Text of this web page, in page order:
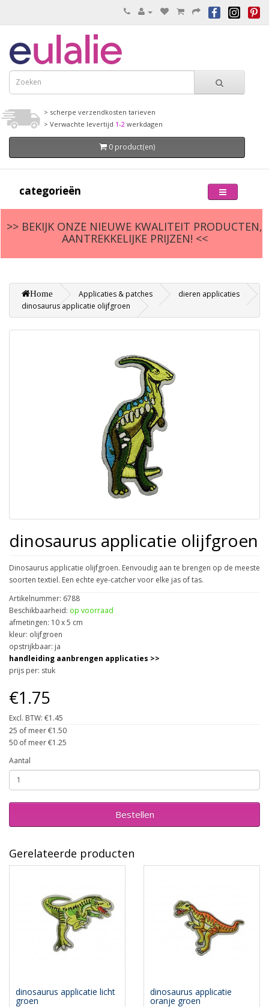
> scherpe verzendkosten tarieven
> Verwachte levertijd 1-2 werkdagen
0 product(en)
categorieën
>> BEKIJK ONZE NIEUWE KWALITEIT PRODUCTEN,
AANTREKKELIJKE PRIJZEN! <<
Home Applicaties & patches
dieren applicaties
dinosaurus applicatie olijfgroen
dinosaurus applicatie olijfgroen
Dinosaurus applicatie olijfgroen. Eenvoudig aan te brengen op de meeste
soorten textiel. Een echte eye-catcher voor elke jas of tas.
Artikelnummer: 6788
Beschikbaarheid: op voorraad
afmetingen: 10 x 5 cm
kleur: olijfgroen
opstrijkbaar: ja
handleiding aanbrengen applicaties >>
prijs per: stuk
€1.75
Excl. BTW: €1.45
25 of meer €1.50
50 of meer €1.25
Aantal
Bestellen
Gerelateerde producten
dinosaurus applicatie licht
groen
dinosaurus applicatie
oranje groen